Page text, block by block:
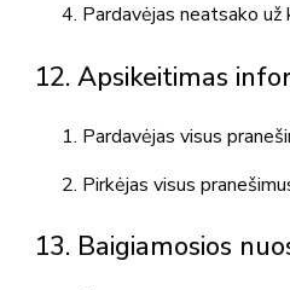
Pardavėjas neatsako
12. Apsikeitimas
Pardavėjas visus
Pirkėjas visus
13. Baigiamosios